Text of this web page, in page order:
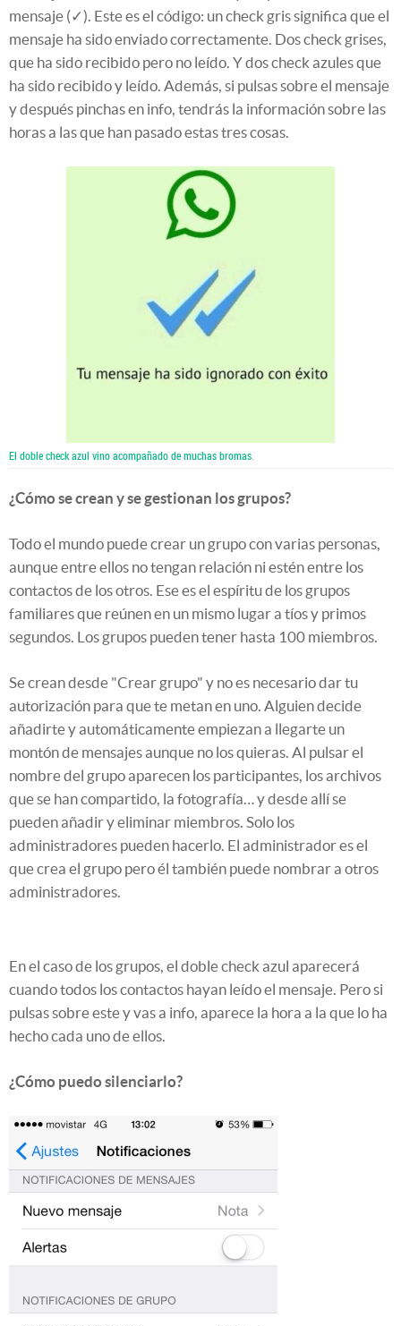
mensaje (✓). Este es el código: un check gris significa que el
mensaje ha sido enviado correctamente. Dos check grises,
que ha sido recibido pero no leído. Y dos check azules que
ha sido recibido y leído. Además, si pulsas sobre el mensaje
y después pinchas en info, tendrás la información sobre las
horas a las que han pasado estas tres cosas.
El doble check azul vino acompañado de muchas bromas
¿Cómo se crean y se gestionan los grupos?
Todo el mundo puede crear un grupo con varias personas,
aunque entre ellos no tengan relación ni estén entre los
contactos de los otros. Ese es el espíritu de los grupos
familiares que reúnen en un mismo lugar a tíos y primos
segundos. Los grupos pueden tener hasta 100 miembros.
Se crean desde "Crear grupo" y no es necesario dar tu
autorización para que te metan en uno. Alguien decide
añadirte y automáticamente empiezan a llegarte un
montón de mensajes aunque no los quieras. Al pulsar el
nombre del grupo aparecen los participantes, los archivos
que se han compartido, la fotografía… y desde allí se
pueden añadir y eliminar miembros. Solo los
administradores pueden hacerlo. El administrador es el
que crea el grupo pero él también puede nombrar a otros
administradores.
En el caso de los grupos, el doble check azul aparecerá
cuando todos los contactos hayan leído el mensaje. Pero si
pulsas sobre este y vas a info, aparece la hora a la que lo ha
hecho cada uno de ellos.
¿Cómo puedo silenciarlo?